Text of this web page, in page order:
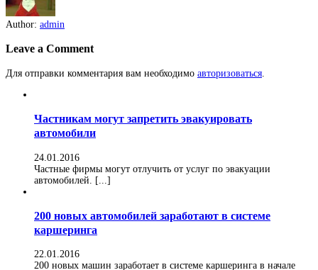
Author: admin
Leave a Comment
Для отправки комментария вам необходимо авторизоваться
Частникам могут запретить эвакуировать
автомобили
24.01.2016
Частные фирмы могут отлучить от услуг по эвакуации
автомобилей. [...]
200 новых автомобилей заработают в системе
каршеринга
22.01.2016
200 новых машин заработает в системе каршеринга в начале